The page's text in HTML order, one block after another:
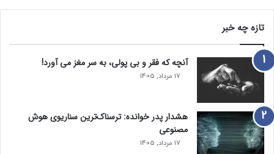
تازه چه خبر
آنچه که فقر و بی‌ پولی، به سر مغز می‌ آورد!
17 مرداد, 1405
هشدار پدر خوانده: ترسناک‌ترین سناریوی هوش
مصنوعی
17 مرداد, 1405